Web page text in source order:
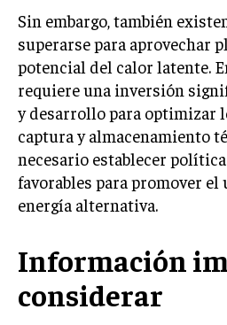
Sin embargo, también
superarse para aprovechar
potencial del calor latente.
requiere una inversión
y desarrollo para optimizar
captura y almacenamiento
necesario establecer
favorables para promover el
energía alternativa.
Información
considerar